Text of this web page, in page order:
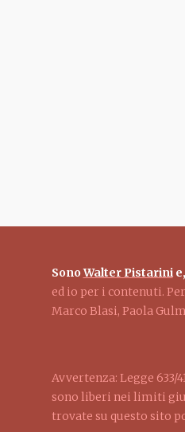
SonoWalter Pistarini
ed io per i contenuti.
Marco Blasi, Paola
Avvertenza: Legge
sono liberi nei limiti
trovate su questo sito